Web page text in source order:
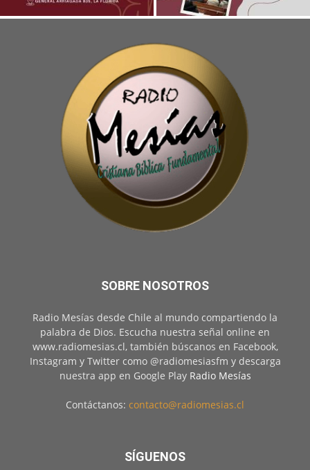
SOBRE NOSOTROS
Radio Mesías desde Chile al mundo compartiendo la
palabra de Dios. Escucha nuestra señal online en
www.radiomesias.cl, también búscanos en Facebook,
Instagram y Twitter como @radiomesiasfm y descarga
nuestra app en Google Play Radio Mesías
Contáctanos: contacto@radiomesias.cl
SÍGUENOS